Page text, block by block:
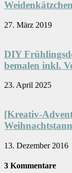
27. März 2019
DIY
bemalen inkl.
23. April 2025
[Kreativ-
13. Dezember 2016
3 Kommentare